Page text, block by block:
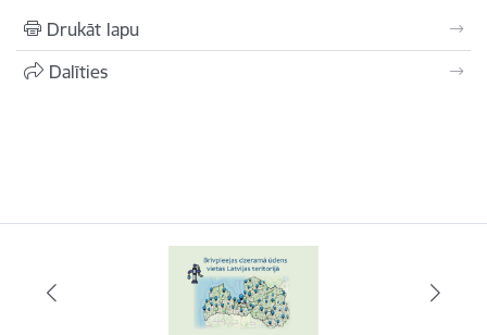
Drukāt lapu
Dalīties